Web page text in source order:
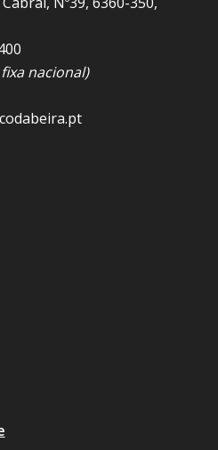
nacional)